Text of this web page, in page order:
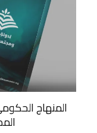
المنهاج